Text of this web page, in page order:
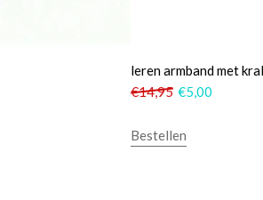
leren armband met
€14,95 €5,00
Bestellen